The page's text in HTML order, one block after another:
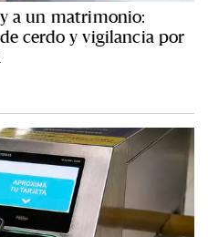
a un matrimonio:
cerdo y vigilancia por